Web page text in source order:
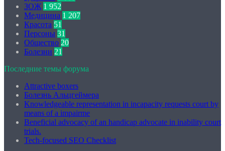
ЗОЖ 1 952
Медицина 1 207
Красота 51
Персоны 31
Общество 20
Болезни 21
Последние темы форума
Attractive boxers
Болезнь Альцгеймера
Knowledgeable representation in incapacity requests court by
means of a impairme
Beneficial advocacy of an handicap advocate in inability court
trials.
Tech-focused SEO Checklist